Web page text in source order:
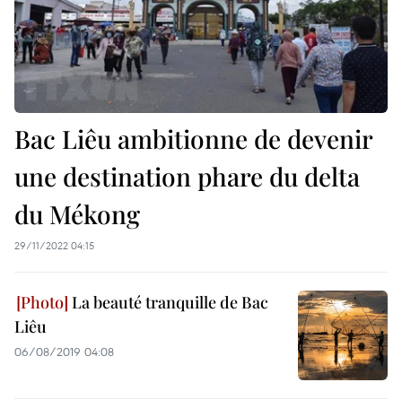
Bac Liêu ambitionne de devenir
une destination phare du delta
du Mékong
29/11/2022 04:15
La beauté tranquille de Bac
Liêu
06/08/2019 04:08